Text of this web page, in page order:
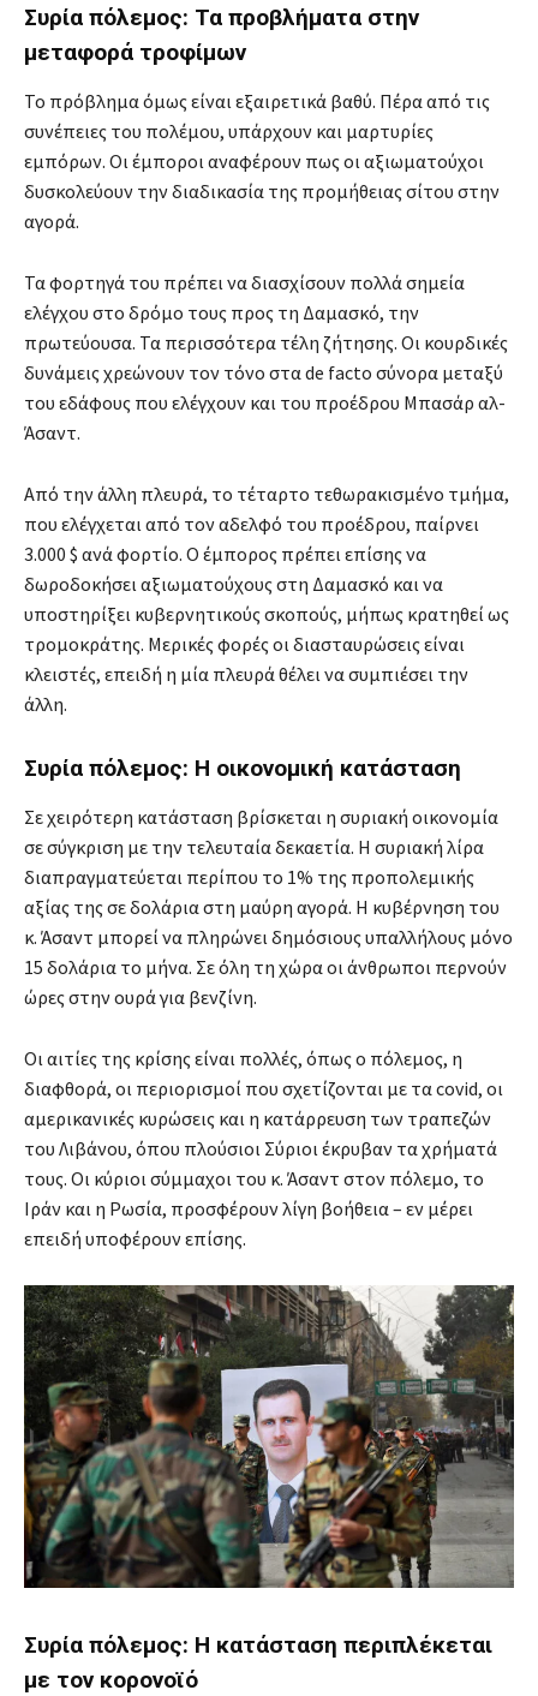
Συρία πόλεμος: Τα προβλήματα στην
μεταφορά τροφίμων
Το πρόβλημα όμως είναι εξαιρετικά βαθύ. Πέρα από τις
συνέπειες του πολέμου, υπάρχουν και μαρτυρίες
εμπόρων. Οι έμποροι αναφέρουν πως οι αξιωματούχοι
δυσκολεύουν την διαδικασία της προμήθειας σίτου στην
αγορά.
Τα φορτηγά του πρέπει να διασχίσουν πολλά σημεία
ελέγχου στο δρόμο τους προς τη Δαμασκό, την
πρωτεύουσα. Τα περισσότερα τέλη ζήτησης. Οι κουρδικές
δυνάμεις χρεώνουν τον τόνο στα de facto σύνορα μεταξύ
του εδάφους που ελέγχουν και του προέδρου Μπασάρ αλ-
Άσαντ.
Από την άλλη πλευρά, το τέταρτο τεθωρακισμένο τμήμα,
που ελέγχεται από τον αδελφό του προέδρου, παίρνει
3.000 $ ανά φορτίο. Ο έμπορος πρέπει επίσης να
δωροδοκήσει αξιωματούχους στη Δαμασκό και να
υποστηρίξει κυβερνητικούς σκοπούς, μήπως κρατηθεί ως
τρομοκράτης. Μερικές φορές οι διασταυρώσεις είναι
κλειστές, επειδή η μία πλευρά θέλει να συμπιέσει την
άλλη.
Συρία πόλεμος: Η οικονομική κατάσταση
Σε χειρότερη κατάσταση βρίσκεται η συριακή οικονομία
σε σύγκριση με την τελευταία δεκαετία. Η συριακή λίρα
διαπραγματεύεται περίπου το 1% της προπολεμικής
αξίας της σε δολάρια στη μαύρη αγορά. Η κυβέρνηση του
κ. Άσαντ μπορεί να πληρώνει δημόσιους υπαλλήλους μόνο
15 δολάρια το μήνα. Σε όλη τη χώρα οι άνθρωποι περνούν
ώρες στην ουρά για βενζίνη.
Οι αιτίες της κρίσης είναι πολλές, όπως ο πόλεμος, η
διαφθορά, οι περιορισμοί που σχετίζονται με τα covid, οι
αμερικανικές κυρώσεις και η κατάρρευση των τραπεζών
του Λιβάνου, όπου πλούσιοι Σύριοι έκρυβαν τα χρήματά
τους. Οι κύριοι σύμμαχοι του κ. Άσαντ στον πόλεμο, το
Ιράν και η Ρωσία, προσφέρουν λίγη βοήθεια – εν μέρει
επειδή υποφέρουν επίσης.
Συρία πόλεμος: H κατάσταση περιπλέκεται
με τον κορονοϊό